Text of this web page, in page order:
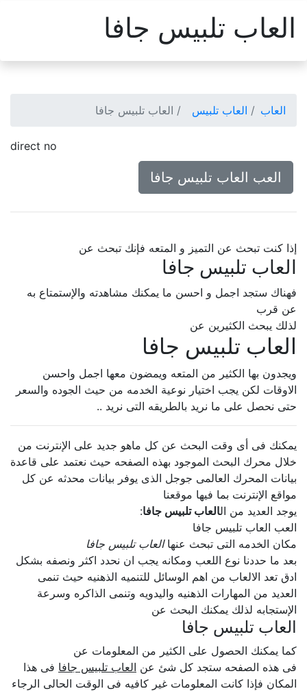
العاب تلبيس جافا
العاب العاب تلبيس العاب تلبيس جافا
direct no
العب العاب تلبيس جافا
إذا كنت تبحث عن التميز و المتعه فإنك تبحث عن
العاب تلبيس جافا
فهناك ستجد اجمل و احسن ما يمكنك مشاهدته والإستمتاع به
عن قرب
لذلك يبحث الكثيرين عن
العاب تلبيس جافا
ويجدون بها الكثير من المتعه ويمضون معها اجمل واحسن
الاوقات لكن يجب اختيار نوعية الخدمه من حيث الجوده والسعر
حتى نحصل على ما نريد بالطريقه التى نريد ..
يمكنك فى أى وقت البحث عن كل ماهو جديد على الإنترنت من
خلال محرك البحث الموجود بهذه الصفحه حيث نعتمد على قاعدة
بيانات المحرك العالمى جوجل الذى يوفر بيانات محدثه عن كل
مواقع الإنترنت بما فيها موقعنا
يوجد العديد من ال العاب تلبيس جافا:
العب العاب تلبيس جافا
مكان الخدمه التى تبحث عنهاالعاب تلبيس جافا
بعد ما حددنا نوع اللعب ومكانه يجب ان نحدد اكثر ونصفه بشكل
ادق تعد الالعاب من اهم الوسائل للتنميه الذهنيه حيث تنمى
العديد من المهارات الذهنيه واليدويه وتنمى الذاكره وسرعة
الإستجابه لذلك يمكنك البحث عن
العاب تلبيس جافا
كما يمكنك الحصول على الكثير من المعلومات عن
فى هذه الصفحه ستجد كل شئ عنالعاب تلبيس جافافى هذا
المكان فإذا كانت المعلومات غير كافيه فى الوقت الحالى الرجاء